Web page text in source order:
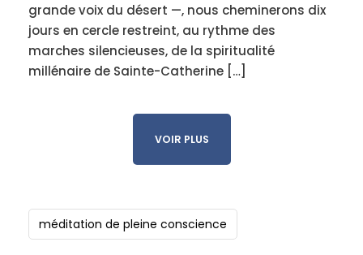
grande voix du désert —, nous cheminerons dix
jours en cercle restreint, au rythme des
marches silencieuses, de la spiritualité
millénaire de Sainte-Catherine […]
VOIR PLUS
méditation de pleine conscience